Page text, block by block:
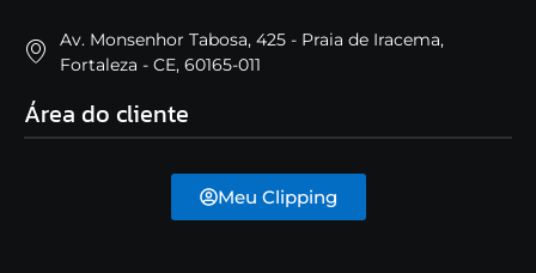
Av. Monsenhor Tabosa, 425 - Praia de Iracema,
Fortaleza - CE, 60165-011
Área do cliente
Meu Clipping